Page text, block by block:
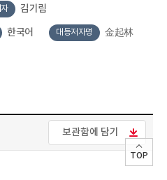
김기림
한국어 대등저자명 金起林
보관함에 담기
TOP